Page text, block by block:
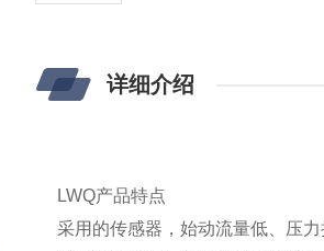
详细介绍
LWQ产品特点
采用的传感器，始动流量低、压